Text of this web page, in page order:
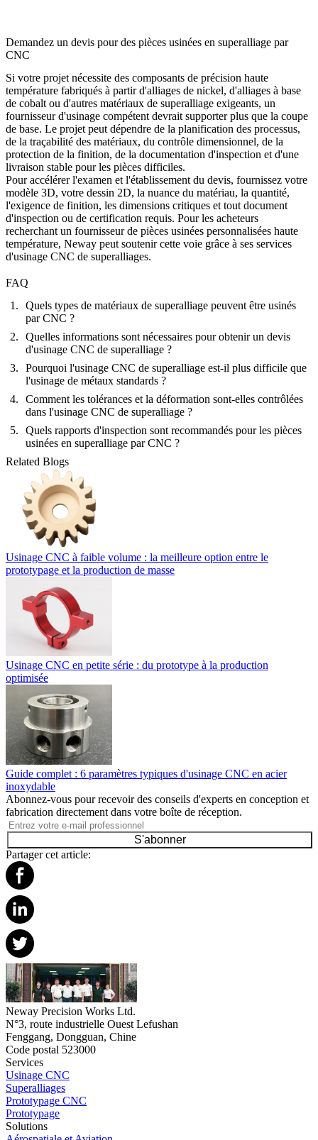
Demandez un devis pour des pièces usinées en superalliage par
CNC
Si votre projet nécessite des composants de précision haute
température fabriqués à partir d'alliages de nickel, d'alliages à base
de cobalt ou d'autres matériaux de superalliage exigeants, un
fournisseur d'usinage compétent devrait supporter plus que la coupe
de base. Le projet peut dépendre de la planification des processus,
de la traçabilité des matériaux, du contrôle dimensionnel, de la
protection de la finition, de la documentation d'inspection et d'une
livraison stable pour les pièces difficiles.
Pour accélérer l'examen et l'établissement du devis, fournissez votre
modèle 3D, votre dessin 2D, la nuance du matériau, la quantité,
l'exigence de finition, les dimensions critiques et tout document
d'inspection ou de certification requis. Pour les acheteurs
recherchant un fournisseur de pièces usinées personnalisées haute
température, Neway peut soutenir cette voie grâce à ses services
d'usinage CNC de superalliages.
FAQ
Quels types de matériaux de superalliage peuvent être usinés
par CNC ?
Quelles informations sont nécessaires pour obtenir un devis
d'usinage CNC de superalliage ?
Pourquoi l'usinage CNC de superalliage est-il plus difficile que
l'usinage de métaux standards ?
Comment les tolérances et la déformation sont-elles contrôlées
dans l'usinage CNC de superalliage ?
Quels rapports d'inspection sont recommandés pour les pièces
usinées en superalliage par CNC ?
Related Blogs
Usinage CNC à faible volume : la meilleure option entre le
prototypage et la production de masse
Usinage CNC en petite série : du prototype à la production
optimisée
Guide complet : 6 paramètres typiques d'usinage CNC en acier
inoxydable
Abonnez-vous pour recevoir des conseils d'experts en conception et
fabrication directement dans votre boîte de réception.
S'abonner
Partager cet article:
Neway Precision Works Ltd.
N°3, route industrielle Ouest Lefushan
Fenggang, Dongguan, Chine
Code postal 523000
Services
Usinage CNC
Superalliages
Prototypage CNC
Prototypage
Solutions